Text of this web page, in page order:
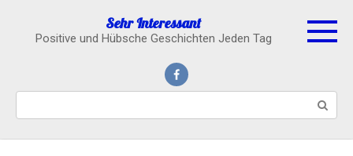
content
Sehr Interessant
Positive und Hübsche Geschichten Jeden Tag